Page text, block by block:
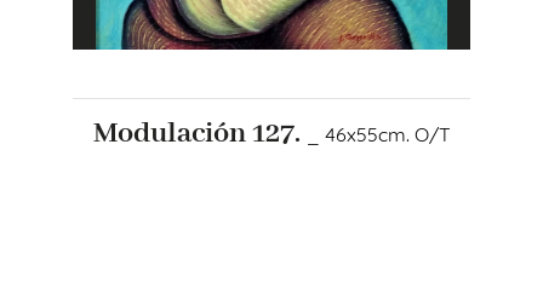
Modulación 127. _ 46x55cm. O/T